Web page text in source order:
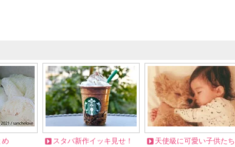
め スタバ新作イッキ見せ！ 天使級に可愛い子供たち